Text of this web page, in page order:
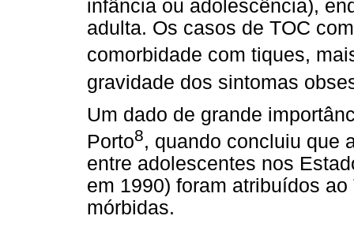
infância ou adolescência),
adulta. Os casos de TOC
comorbidade com tiques,
gravidade dos sintomas
Um dado de grande
Porto8, quando concluiu que
entre adolescentes nos
em 1990) foram atribuídos
mórbidas.